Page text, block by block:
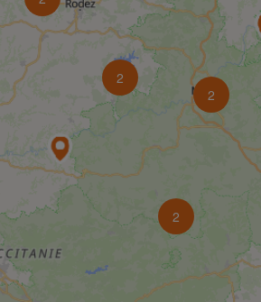
2
2
2